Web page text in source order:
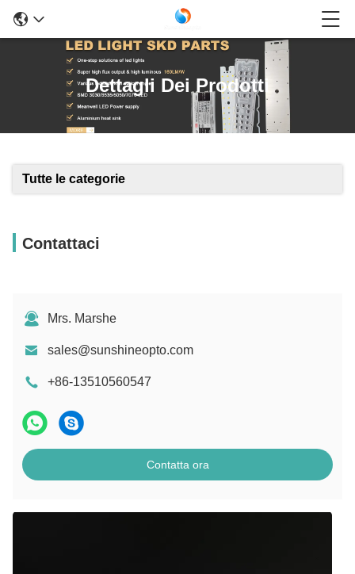
Dettagli Dei Prodotti
Tutte le categorie
Contattaci
Mrs. Marshe
sales@sunshineopto.com
+86-13510560547
Contatta ora